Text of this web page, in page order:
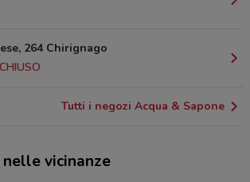
264 Chirignago
CHIUSO
Tutti i negozi Acqua & Sapone
vicinanze